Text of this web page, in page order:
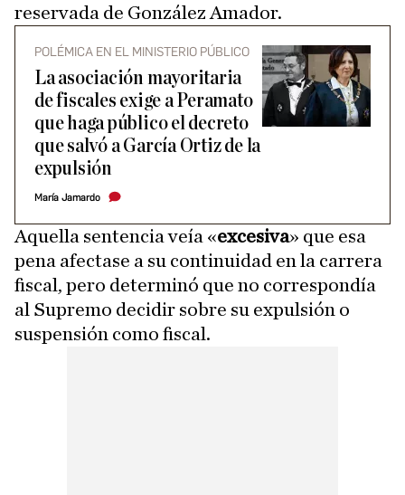
reservada de González Amador.
POLÉMICA EN EL MINISTERIO PÚBLICO
La asociación mayoritaria
de fiscales exige a Peramato
que haga público el decreto
que salvó a García Ortiz de la
expulsión
María Jamardo
Aquella sentencia veía «excesiva» que esa
pena afectase a su continuidad en la carrera
fiscal, pero determinó que no correspondía
al Supremo decidir sobre su expulsión o
suspensión como fiscal.